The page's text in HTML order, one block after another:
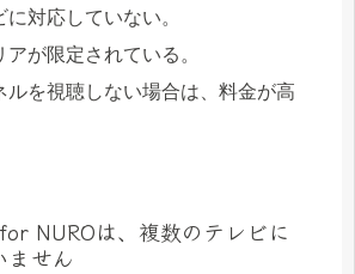
対応していない。
が限定されている。
ルを視聴しない場合は、料金が高
NUROは、複数のテレビに
ません